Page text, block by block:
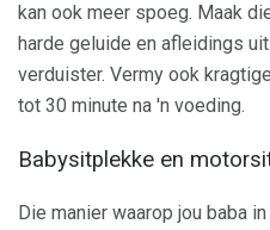
kan ook meer spoeg. Maak
harde geluide en afleidings
verduister. Vermy ook
tot 30 minute na 'n voeding.
Babysitplekke en
Die manier waarop jou baba